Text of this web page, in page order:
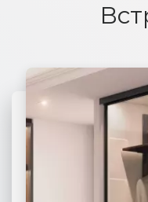
04 П-ОБРАЗНЫЕ
03 МОДЕРН